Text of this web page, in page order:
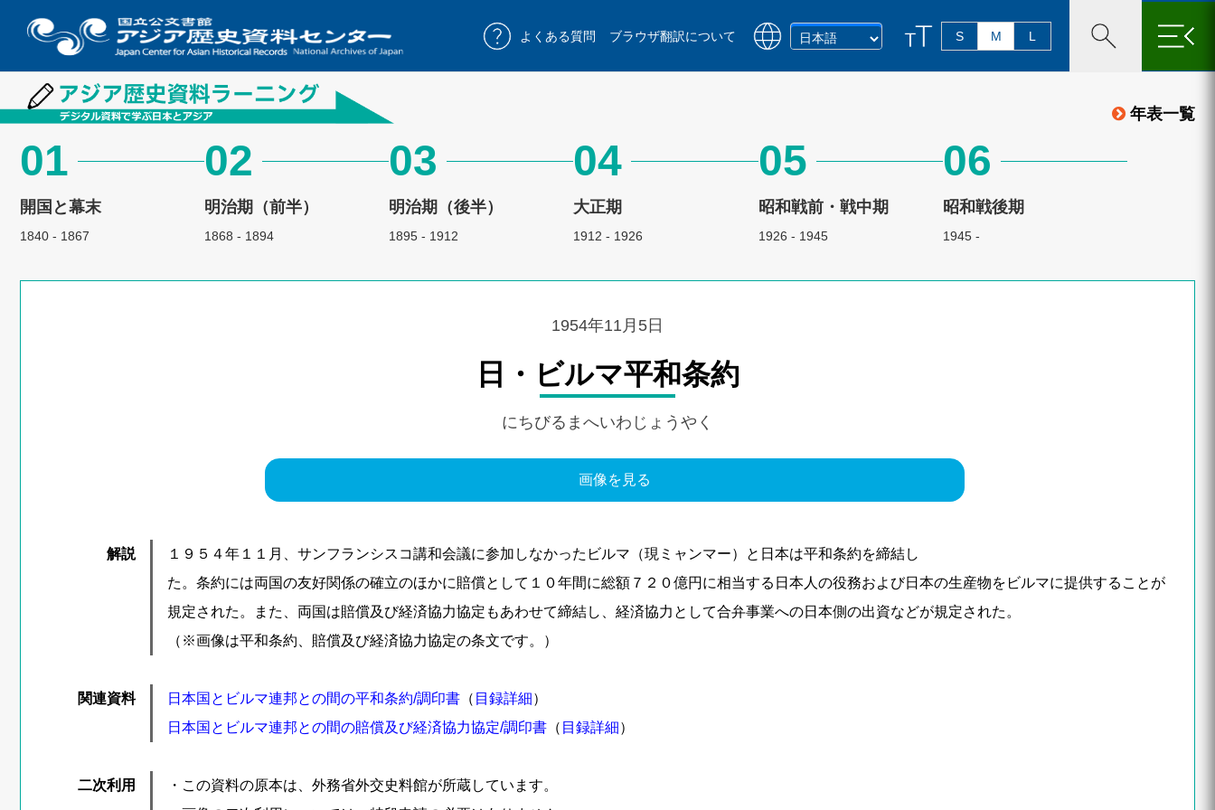
よくある質問 ブラウザ翻訳について S M L
×
年表一覧
01
開国と幕末
1840 - 1867
02
明治期（前半）
1868 - 1894
03
明治期（後半）
1895 - 1912
04
大正期
1912 - 1926
05
昭和戦前・戦中期
1926 - 1945
06
昭和戦後期
1945 -
1954年11月5日
日・ビルマ平和条約
にちびるまへいわじょうやく
画像を見る
解説
１９５４年１１月、サンフランシスコ講和会議に参加しなかったビルマ（現ミャンマー）と日本は平和条約を締結し
た。条約には両国の友好関係の確立のほかに賠償として１０年間に総額７２０億円に相当する日本人の役務および日本の生産物をビルマに提供することが
規定された。また、両国は賠償及び経済協力協定もあわせて締結し、経済協力として合弁事業への日本側の出資などが規定された。
（※画像は平和条約、賠償及び経済協力協定の条文です。）
関連資料 日本国とビルマ連邦との間の平和条約/調印書（ 目録詳細）
日本国とビルマ連邦との間の賠償及び経済協力協定/調印書（ 目録詳細）
二次利用
・この資料の原本は、外務省外交史料館が所蔵しています。